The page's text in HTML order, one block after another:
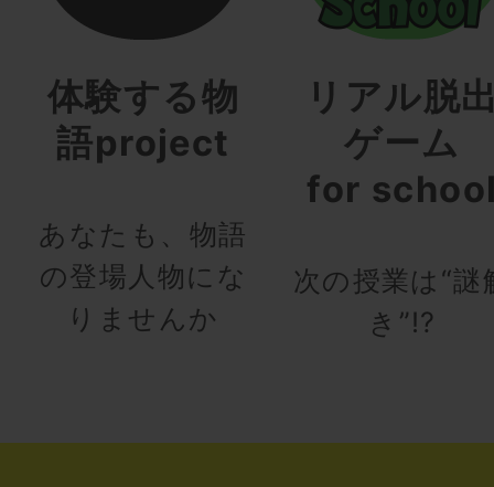
体験する物
語project
あなたも、物語
の登場人物にな
りませんか
リアル脱
ゲーム
for
次の授業は“謎
き”!?